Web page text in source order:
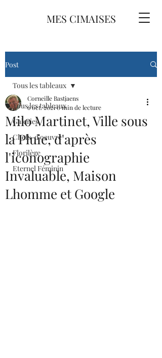
MES CIMAISES
Post
Tous les tableaux
Galeries
Chefs-d'oeuvre
Florilège
Eternel Féminin
Tous les tableaux
Milo Martinet, Ville sous
la Pluie, d'après
l'iconographie
Invaluable, Maison
Lhomme et Google
Corneille Bastjaens
6 oct. 20210 min de lecture